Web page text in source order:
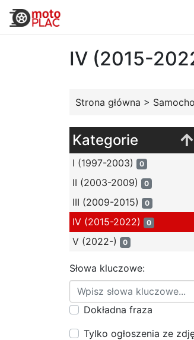
IV (2015-
Strona główna >
Kategorie
I (1997-2003) 0
II (2003-2009) 0
III (2009-2015) 0
IV (2015-2022) 0
V (2022-) 0
Słowa kluczowe:
Dokładna fraza
Tylko ogłoszenia ze